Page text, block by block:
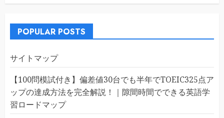
POPULAR POSTS
サイトマップ
【100問模試付き】偏差値30台でも半年でTOEIC325点ア
ップの達成方法を完全解説！｜隙間時間でできる英語学
習ロードマップ